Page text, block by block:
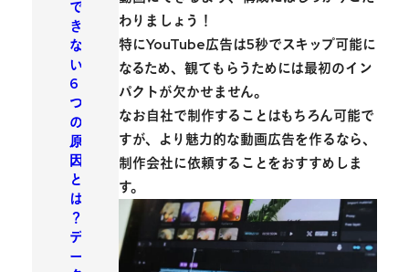
わりましょう！
特にYouTube広告は5秒でスキップ可能に
なるため、観てもらうためには最初のイン
パクトが欠かせません。
なお自社で制作することはもちろん可能で
すが、より魅力的な動画広告を作るなら、
制作会社に依頼することをおすすめしま
す。
で
き
な
い
6
つ
の
原
因
と
は
？
デ
ー